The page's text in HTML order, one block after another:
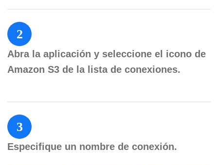
2
Abra la aplicación y seleccione el icono de
Amazon S3 de la lista de conexiones.
3
Especifique un nombre de conexión.